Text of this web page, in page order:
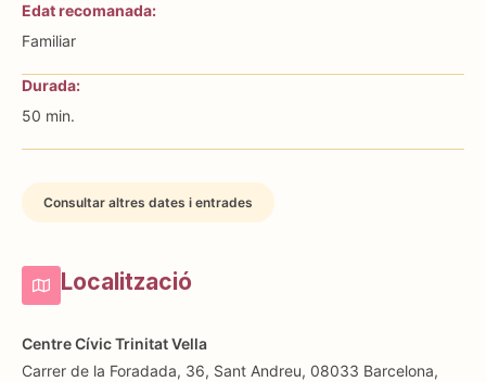
Edat recomanada:
Familiar
Durada:
50 min.
Consultar altres dates i entrades
Localització
Centre Cívic Trinitat Vella
Carrer de la Foradada, 36, Sant Andreu, 08033 Barcelona,